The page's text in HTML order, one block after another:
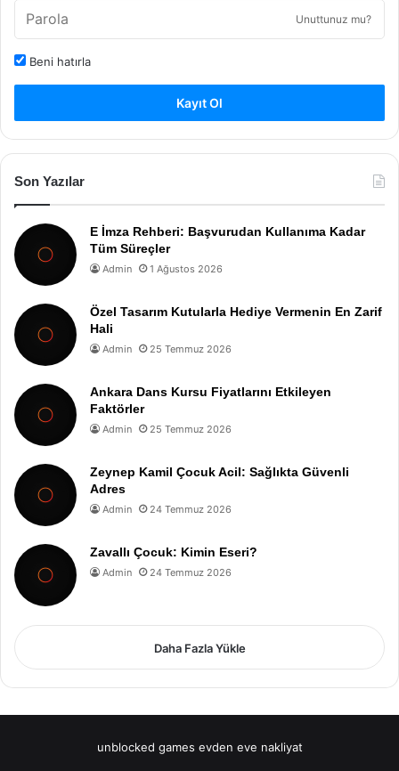
Unuttunuz mu?
Beni hatırla
Kayıt Ol
Son Yazılar
E İmza Rehberi: Başvurudan Kullanıma Kadar
Tüm Süreçler
Admin 1 Ağustos 2026
Özel Tasarım Kutularla Hediye Vermenin En Zarif
Hali
Admin 25 Temmuz 2026
Ankara Dans Kursu Fiyatlarını Etkileyen
Faktörler
Admin 25 Temmuz 2026
Zeynep Kamil Çocuk Acil: Sağlıkta Güvenli
Adres
Admin 24 Temmuz 2026
Zavallı Çocuk: Kimin Eseri?
Admin 24 Temmuz 2026
Daha Fazla Yükle
unblocked games evden eve nakliyat